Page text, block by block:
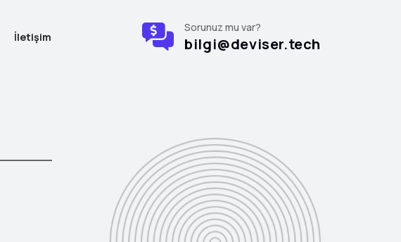
İletişim
Sorunuz mu var?
bilgi@deviser.tech